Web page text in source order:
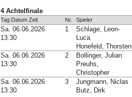
4 Achtelfinale
Tag Datum Zeit Nr. Spieler
Sa. 06.06.2026
13:30
1
Schlage, Leon-
Luca
Honefeld, Thorsten
Sa. 06.06.2026
13:30
2
Bollinger, Julian
Preuhs,
Christopher
Sa. 06.06.2026
13:30
3
Jungmann, Niclas
Butz, Dirk